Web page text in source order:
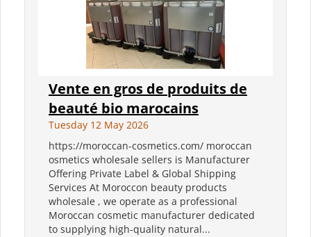
Vente en gros de produits de
beauté bio marocains
Tuesday 12 May 2026
https://moroccan-cosmetics.com/ moroccan
osmetics wholesale sellers is Manufacturer
Offering Private Label & Global Shipping
Services At Moroccon beauty products
wholesale , we operate as a professional
Moroccan cosmetic manufacturer dedicated
to supplying high-quality natural...